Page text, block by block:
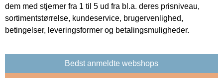
dem med stjerner fra 1 til 5 ud fra bl.a. deres prisniveau,
sortimentstørrelse, kundeservice, brugervenlighed,
betingelser, leveringsformer og betalingsmuligheder.
Bedst anmeldte webshops